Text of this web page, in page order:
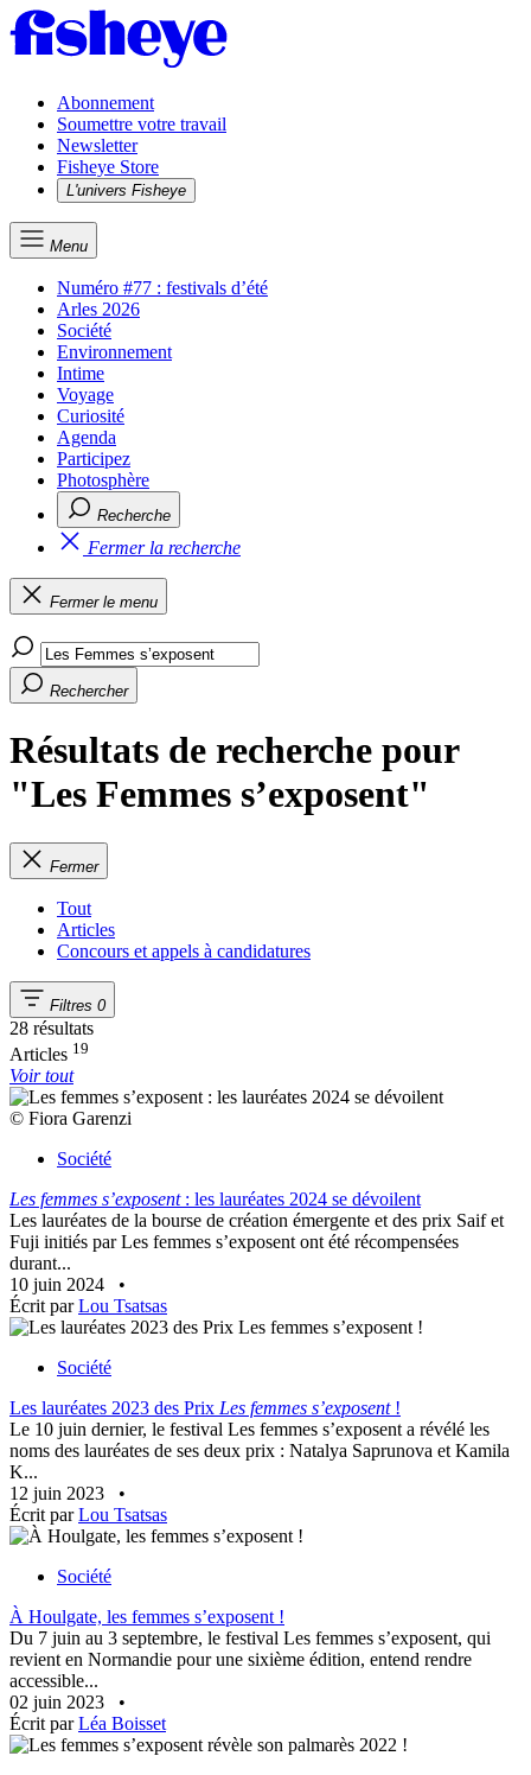
Abonnement
Soumettre votre travail
Newsletter
Fisheye Store
L'univers Fisheye
Menu
Numéro #77 : festivals d’été
Arles 2026
Société
Environnement
Intime
Voyage
Curiosité
Agenda
Participez
Photosphère
Recherche
Fermer la recherche
Fermer le menu
Rechercher
Résultats de recherche pour
"Les Femmes s’exposent"
Fermer
Tout
Articles
Concours et appels à candidatures
Filtres 0
28 résultats
Articles 19
Voir tout
© Fiora Garenzi
Société
Les femmes s’exposent: les lauréates 2024 se dévoilent
Les lauréates de la bourse de création émergente et des prix Saif et
Fuji initiés par Les femmes s’exposent ont été récompensées
durant...
10 juin 2024
•
Écrit parLou Tsatsas
Société
Les lauréates 2023 des Prix Les femmes s’exposent!
Le 10 juin dernier, le festival Les femmes s’exposent a révélé les
noms des lauréates de ses deux prix : Natalya Saprunova et Kamila
K...
12 juin 2023
•
Écrit parLou Tsatsas
Société
À Houlgate, les femmes s’exposent !
Du 7 juin au 3 septembre, le festival Les femmes s’exposent, qui
revient en Normandie pour une sixième édition, entend rendre
accessible...
02 juin 2023
•
Écrit parLéa Boisset